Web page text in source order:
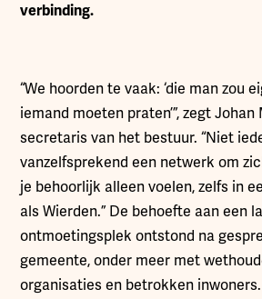
verbinding.
“We hoorden te vaak: ‘die man zou
iemand moeten praten’”, zegt Johan
secretaris van het bestuur. “Niet
vanzelfsprekend een netwerk om
je behoorlijk alleen voelen, zelfs in
als Wierden.” De behoefte aan een
ontmoetingsplek ontstond na
gemeente, onder meer met
organisaties en betrokken